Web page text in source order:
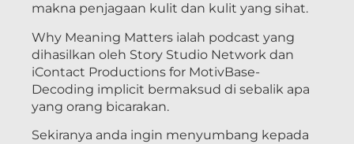
makna penjagaan kulit dan kulit yang sihat.
Why Meaning Matters ialah podcast yang
dihasilkan oleh Story Studio Network dan
iContact Productions for MotivBase-
Decoding implicit bermaksud di sebalik apa
yang orang bicarakan.
Sekiranya anda ingin menyumbang kepada